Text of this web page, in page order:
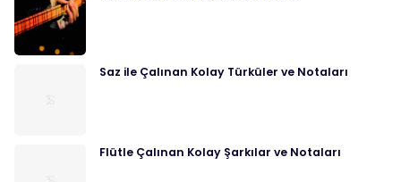
Saz ile Çalınan Kolay Türküler ve Notaları
Flütle Çalınan Kolay Şarkılar ve Notaları